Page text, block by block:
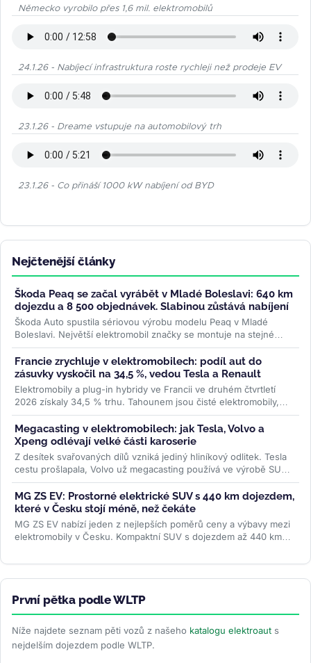
Německo vyrobilo přes 1,6 mil. elektromobilů
24.1.26 - Nabíjecí infrastruktura roste rychleji než prodeje EV
23.1.26 - Dreame vstupuje na automobilový trh
23.1.26 - Co přináší 1000 kW nabíjení od BYD
Nejčtenější články
Škoda Peaq se začal vyrábět v Mladé Boleslavi: 640 km
dojezdu a 8 500 objednávek. Slabinou zůstává nabíjení
Škoda Auto spustila sériovou výrobu modelu Peaq v Mladé
Boleslavi. Největší elektromobil značky se montuje na stejné
lince jako Enyaq a...>>
Francie zrychluje v elektromobilech: podíl aut do
zásuvky vyskočil na 34,5 %, vedou Tesla a Renault
Elektromobily a plug-in hybridy ve Francii ve druhém čtvrtletí
2026 získaly 34,5 % trhu. Tahounem jsou čisté elektromobily,
jejichž registrace...>>
Megacasting v elektromobilech: jak Tesla, Volvo a
Xpeng odlévají velké části karoserie
Z desítek svařovaných dílů vzniká jediný hliníkový odlitek. Tesla
cestu prošlapala, Volvo už megacasting používá ve výrobě SUV
EX60 a...>>
MG ZS EV: Prostorné elektrické SUV s 440 km dojezdem,
které v Česku stojí méně, než čekáte
MG ZS EV nabízí jeden z nejlepších poměrů ceny a výbavy mezi
elektromobily v Česku. Kompaktní SUV s dojezdem až 440 km
První pětka podle WLTP
Níže najdete seznam pěti vozů z našeho katalogu elektroaut s
nejdelším dojezdem podle WLTP.